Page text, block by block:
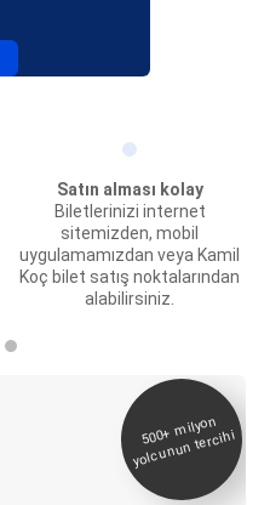
Satın alması kolay
Biletlerinizi internet
sitemizden, mobil
uygulamamızdan veya Kamil
Koç bilet satış noktalarından
alabilirsiniz.
500+
milyon
yolcunun tercihi